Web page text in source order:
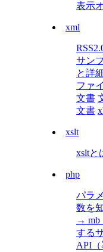
表示
xml
サン
と詳
ファ
文書
文書
xslt
xsltと
php
パラ
数を
→
する
API